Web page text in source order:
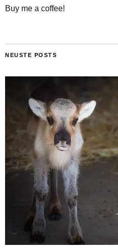
Buy me a coffee!
NEUSTE POSTS